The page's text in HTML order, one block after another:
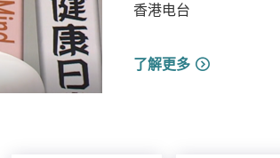
香港电台
了解更多